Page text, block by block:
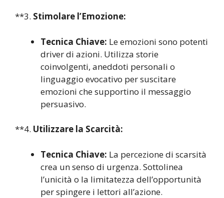
**3. Stimolare l’Emozione:
Tecnica Chiave: Le emozioni sono potenti
driver di azioni. Utilizza storie
coinvolgenti, aneddoti personali o
linguaggio evocativo per suscitare
emozioni che supportino il messaggio
persuasivo.
**4. Utilizzare la Scarcità:
Tecnica Chiave: La percezione di scarsità
crea un senso di urgenza. Sottolinea
l’unicità o la limitatezza dell’opportunità
per spingere i lettori all’azione.